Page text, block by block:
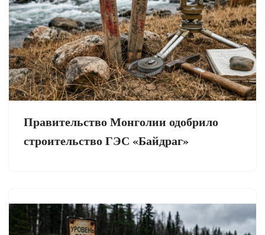
Правительство Монголии одобрило
строительство ГЭС «Байдраг»